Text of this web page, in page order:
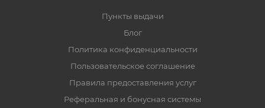
Пункты выдачи
Блог
Политика конфиденциальности
Пользовательское соглашение
Правила предоставления услуг
Реферальная и бонусная системы